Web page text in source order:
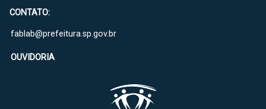
CONTATO:
fablab@prefeitura.sp.gov.br
OUVIDORIA